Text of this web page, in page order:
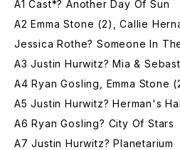
A1 Cast*? Another Day Of Sun
A2 Emma Stone (2), Callie
Jessica Rothe? Someone In
A3 Justin Hurwitz? Mia &
A4 Ryan Gosling, Emma Stone
A5 Justin Hurwitz? Herman's
A6 Ryan Gosling? City Of Stars
A7 Justin Hurwitz? Planetarium